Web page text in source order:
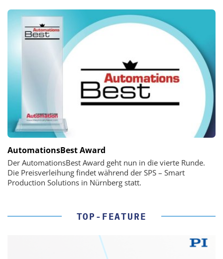
AutomationsBest Award
Der AutomationsBest Award geht nun in die vierte Runde.
Die Preisverleihung findet während der SPS – Smart
Production Solutions in Nürnberg statt.
TOP-FEATURE